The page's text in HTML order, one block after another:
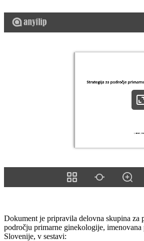
Dokument je pripravila delovna skupina za
področju primarne ginekologije,
Slovenije, v sestavi: